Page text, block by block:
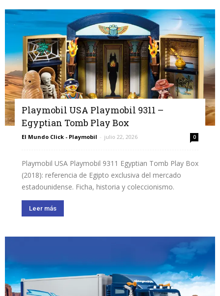
Playmobil USA Playmobil 9311 –
Egyptian Tomb Play Box
El Mundo Click - Playmobil - julio 22, 2026 0
Playmobil USA Playmobil 9311 Egyptian Tomb Play Box
(2018): referencia de Egipto exclusiva del mercado
estadounidense. Ficha, historia y coleccionismo.
Leer más